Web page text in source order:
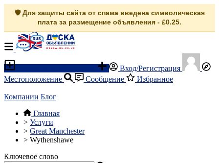
🛡️ Для защиты сайта от спама введена символическая
плата за размещение объявления - £0.25.
Вход/Регистрация
Местоположение
Сообщение Избранное
Компании Блог
Главная
> Услуги
> Great Manchester
> Wythenshawe
Ключевое слово